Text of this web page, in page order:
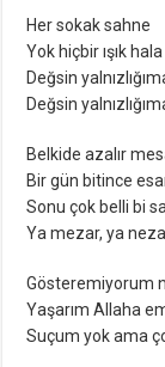
Her sokak sahne
Yok hiçbir ışık hala
Değsin
Değsin
Belkide azalır
Bir gün bitince
Sonu çok belli bi
Ya mezar, ya
Gösteremiyorum
Yaşarım Allaha
Suçum yok ama